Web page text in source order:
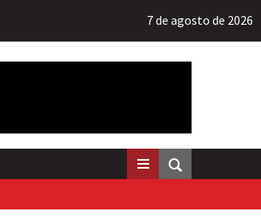
7 de agosto de 2026